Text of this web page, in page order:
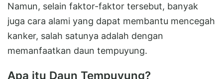
Namun, selain faktor-faktor tersebut, banyak
juga cara alami yang dapat membantu mencegah
kanker, salah satunya adalah dengan
memanfaatkan daun tempuyung.
Apa itu Daun Tempuyung?